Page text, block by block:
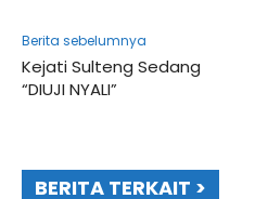
Berita sebelumnya
Kejati Sulteng Sedang
“DIUJI NYALI”
BERITA TERKAIT >